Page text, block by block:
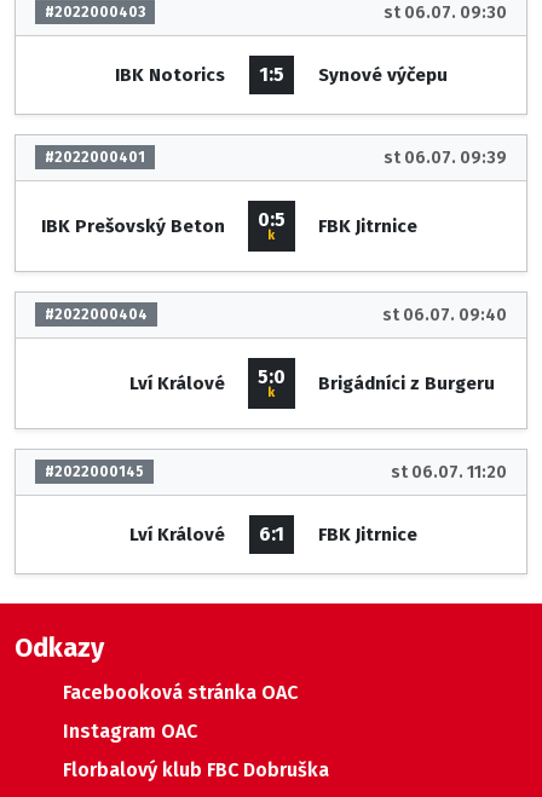
#2022000403 st 06.07. 09:30
IBK Notorics 1:5 Synové výčepu
#2022000401 st 06.07. 09:39
IBK Prešovský Beton 0:5
k FBK Jitrnice
#2022000404 st 06.07. 09:40
Lví Králové 5:0
k Brigádníci z Burgeru
#2022000145 st 06.07. 11:20
Lví Králové 6:1 FBK Jitrnice
Odkazy
Facebooková stránka OAC
Instagram OAC
Florbalový klub FBC Dobruška